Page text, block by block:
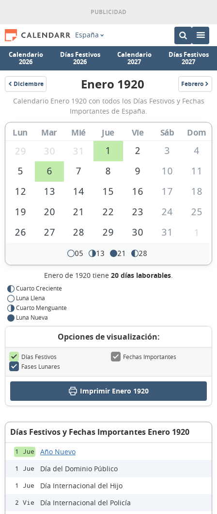
España
Calendario
2026
Días Festivos
2026
Calendario
2027
Días Festivos
2027
Diciembre
1919
Calendario
Enero
1920
de
España
Enero 1920 Febrero
1920
Calendario Enero 1920 con todos los Días Festivos y Fechas
Importantes de España.
Lun Mar Mié Jue Vie Sáb Dom
29 30 31 1 2 3
4
5
6 7 8 9 10
11
12
13 14 15 16 17
18
19
20 21 22 23 24
25
26
27 28 29 30 31 1
05 13 21 28
Enero de 1920 tiene 20 días laborables.
Cuarto Creciente
Luna Llena
Cuarto Menguante
Luna Nueva
Opciones de visualización:
Días Festivos
Fechas Importantes
Fases Lunares
Imprimir Enero 1920
Días Festivos y Fechas Importantes Enero 1920
1 Jue Año Nuevo
1 Jue Día del Dominio Público
1 Jue Día Internacional del Hijo
2 Vie Día Internacional del Policía